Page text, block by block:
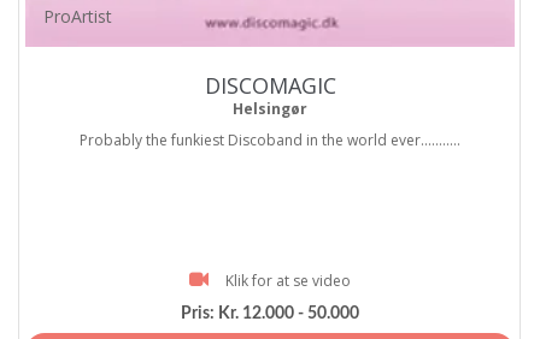
ProArtist
DISCOMAGIC
Helsingør
Probably the funkiest Discoband in the world ever...........
Klik for at se video
Pris: Kr. 12.000 - 50.000